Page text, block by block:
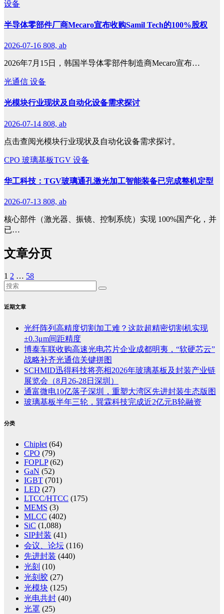
设备
半导体零部件厂商Mecaro宣布收购Samil Tech的100%股权
2026-07-16 808, ab
2026年7月15日，韩国半导体零部件制造商Mecaro宣布…
光通信 设备
光模块行业现状及自动化设备需求探讨
2026-07-14 808, ab
点击查阅光模块行业现状及自动化设备需求探讨。
CPO 玻璃基板TGV 设备
华工科技：TGV玻璃通孔激光加工智能装备已完成整机定型
2026-07-13 808, ab
核心部件（激光器、振镜、控制系统）实现 100%国产化，并
已…
文章分页
1 2 … 58
近期文章
光纤阵列高精度切割加工难？这款超精密切割机实现
±0.3μm间距精度
博泰车联收购高速光电芯片企业成都明夷，“软硬芯云”
战略补齐光通信关键拼图
SCHMID迅得科技将亮相2026年玻璃基板及封装产业链
展览会（8月26-28日深圳）
通富微电10亿落子深圳，重塑大湾区先进封装生态版图
玻璃基板半年三轮，巽霖科技完成近2亿元B轮融资
分类
Chiplet (64)
CPO (79)
FOPLP(62)
GaN (52)
IGBT (701)
LED (27)
LTCC/HTCC (175)
MEMS (3)
MLCC (402)
SiC (1,088)
SIP封装 (41)
会议、论坛 (116)
先进封装 (440)
光刻 (10)
光刻胶 (27)
光模块 (125)
光电共封 (40)
光罩 (25)